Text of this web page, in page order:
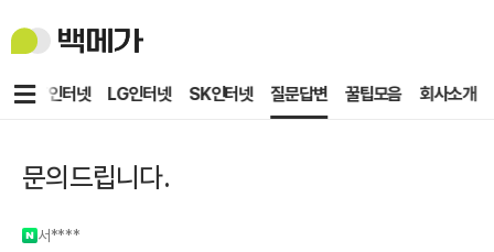
백
메
KT인터넷 LG인터넷 SK인터넷 질문답변 꿀팁모음 회사소개
메
문의드립니다.
서****